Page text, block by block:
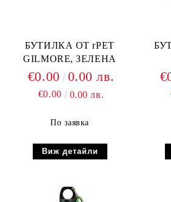
БУТИЛКА ОТ rPET
GILMORE, ЗЕЛЕНА
€0.00 0.00 лв.
€0.00 0.00 лв.
По заявка
Виж детайли